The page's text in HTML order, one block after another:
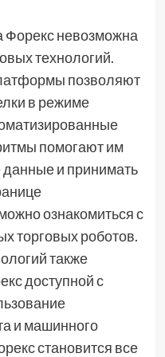
Форекс невозможна
технологий.
позволяют
в режиме
помогают им
и принимать
ознакомиться с
торговых роботов.
также
доступной с
и машинного
становится все